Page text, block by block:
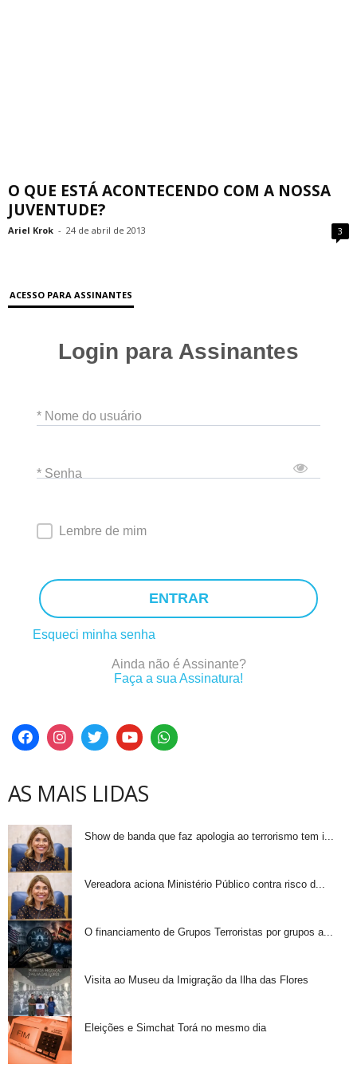
O QUE ESTÁ ACONTECENDO COM A NOSSA
JUVENTUDE?
Ariel Krok - 24 de abril de 2013 3
ACESSO PARA ASSINANTES
Login para Assinantes
* Nome do usuário
* Senha
Lembre de mim
ENTRAR
Esqueci minha senha
Ainda não é Assinante?
Faça a sua Assinatura!
AS MAIS LIDAS
Show de banda que faz apologia ao terrorismo tem i...
Vereadora aciona Ministério Público contra risco d...
O financiamento de Grupos Terroristas por grupos a...
Visita ao Museu da Imigração da Ilha das Flores
Eleições e Simchat Torá no mesmo dia